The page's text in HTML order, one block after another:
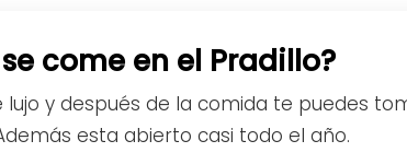
come en el Pradillo?
lujo y después de la comida te puedes
esta abierto casi todo el año.